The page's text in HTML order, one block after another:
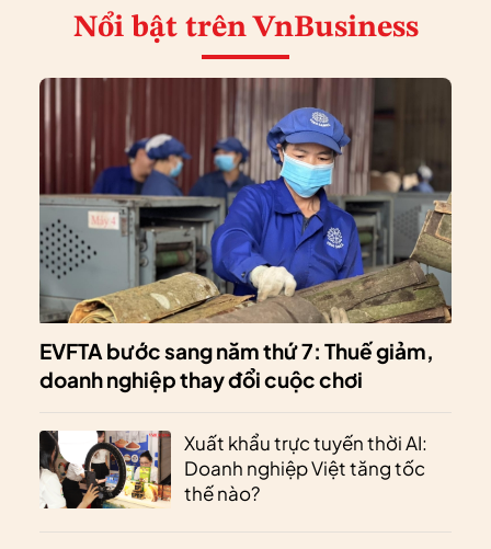
Nổi bật trên VnBusiness
EVFTA bước sang năm thứ 7: Thuế giảm,
doanh nghiệp thay đổi cuộc chơi
Xuất khẩu trực tuyến thời AI:
Doanh nghiệp Việt tăng tốc
thế nào?